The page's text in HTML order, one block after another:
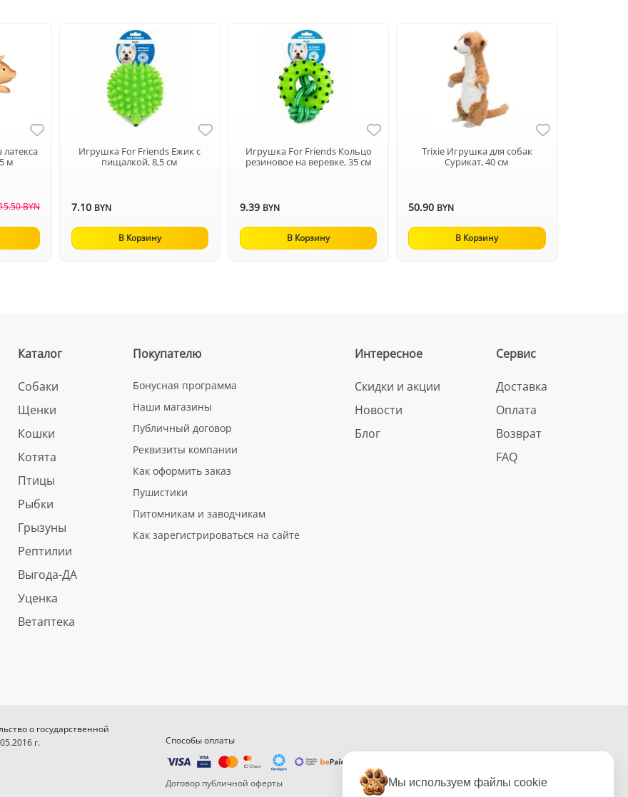
м
BYN
Игрушка For Friends Ежик с
пищалкой, 8,5 см
7.10 BYN
В Корзину
Игрушка For Friends Кольцо
резиновое на веревке, 35 см
9.39 BYN
В Корзину
Trixie Игрушка для собак
Сурикат, 40 см
50.90 BYN
В Корзину
Каталог
Собаки
Щенки
Кошки
Котята
Птицы
Рыбки
Грызуны
Рептилии
Выгода-ДА
Уценка
Ветаптека
Покупателю
Бонусная программа
Наши магазины
Публичный договор
Реквизиты компании
Как оформить заказ
Пушистики
Питомникам и заводчикам
Как зарегистрироваться на сайте
Интересное
Скидки и акции
Новости
Блог
Сервис
Доставка
Оплата
Возврат
FAQ
о государственной
г.
Способы оплаты
Договор публичной оферты
Мы используем файлы cookie